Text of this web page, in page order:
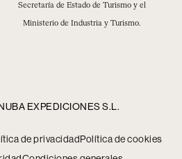
Secretaría de Estado de Turismo y el
Ministerio de Industria y Turismo.
EXPEDICIONES S.L.
de privacidad Política de cookies